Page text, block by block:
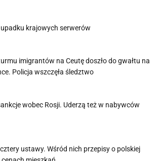
upadku krajowych serwerów
imigrantów na Ceutę doszło do gwałtu na
Policja wszczęła śledztwo
wobec Rosji. Uderzą też w nabywców
ustawy. Wśród nich przepisy o polskiej